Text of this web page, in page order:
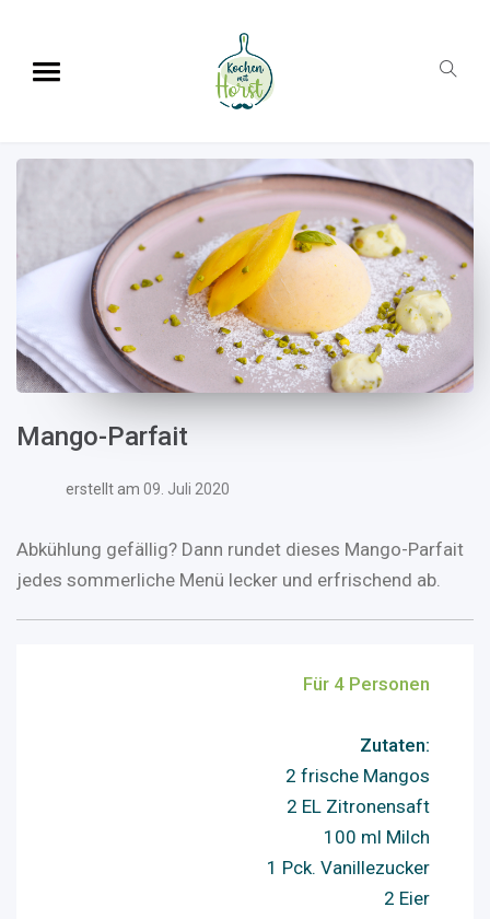
Mango-Parfait
erstellt am 09. Juli 2020
Abkühlung gefällig? Dann rundet dieses Mango-Parfait
jedes sommerliche Menü lecker und erfrischend ab.
Für 4 Personen
Zutaten:
2 frische Mangos
2 EL Zitronensaft
100 ml Milch
1 Pck. Vanillezucker
2 Eier